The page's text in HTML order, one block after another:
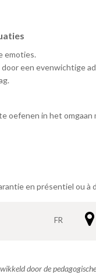
emoties.
een evenwichtige
oefenen in het omgaan
en présentiel ou à
FR
door de